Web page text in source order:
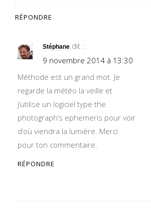
RÉPONDRE
Stéphane dit :
9 novembre 2014 à 13:30
Méthode est un grand mot. Je
regarde la météo la veille et
j’utilise un logiciel type the
photograph’s ephemeris pour voir
d’où viendra la lumière. Merci
pour ton commentaire.
RÉPONDRE